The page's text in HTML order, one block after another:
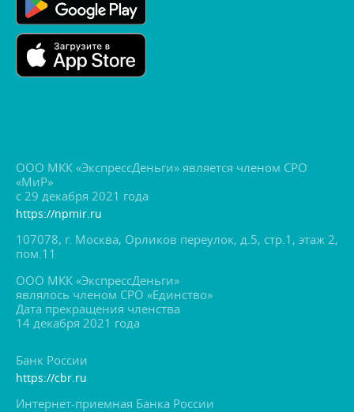
ООО МКК «ЭкспрессДеньги» является членом СРО
«МиР»
с 29 декабря 2021 года
https://npmir.ru
107078, г. Москва, Орликов переулок, д.5, стр.1, этаж 2,
пом.11
ООО МКК «ЭкспрессДеньги»
являлось членом СРО «Единство»
Дата прекращения членства
14 декабря 2021 года
Банк России
https://cbr.ru
Интернет-приемная Банка России